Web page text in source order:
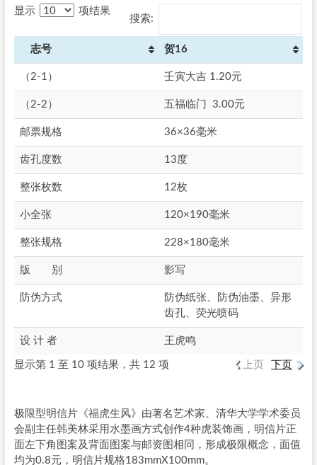
显示 项结果
搜索:
志号 贺16
（2-1） 壬寅大吉 1.20元
（2-2） 五福临门 3.00元
邮票规格 36×36毫米
齿孔度数 13度
整张枚数 12枚
小全张 120×190毫米
整张规格 228×180毫米
版 别 影写
防伪方式
防伪纸张、防伪油墨、异形
齿孔、荧光喷码
设 计 者 王虎鸣
显示第 1 至 10 项结果，共 12 项 上页 下页
极限型明信片《福虎生风》由著名艺术家、清华大学学术委员
会副主任韩美林采用水墨画方式创作4种虎装饰画，明信片正
面左下角图案及背面图案与邮资图相同，形成极限概念，面值
均为0.8元，明信片规格183mmX100mm。